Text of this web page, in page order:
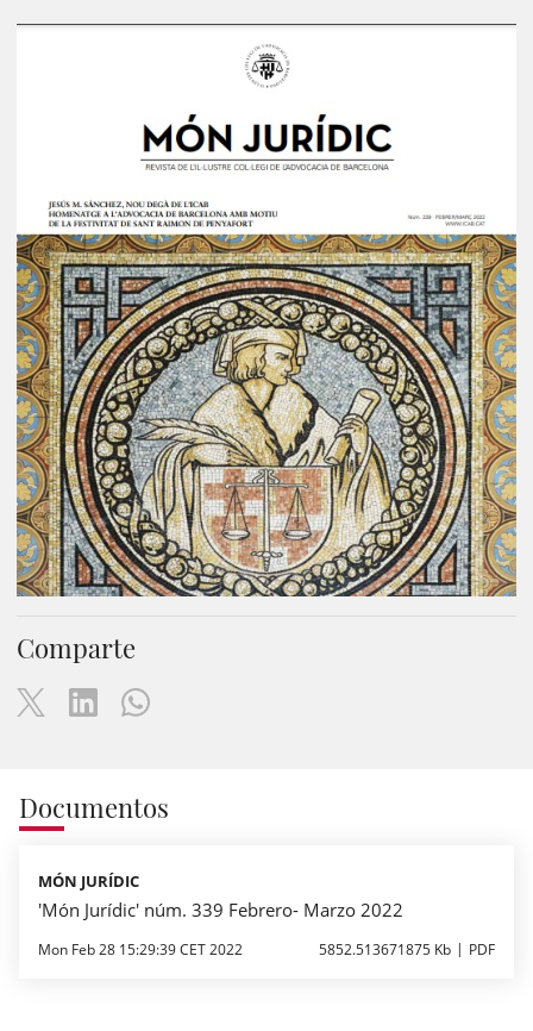
Comparte
Documentos
MÓN JURÍDIC
'Món Jurídic' núm. 339 Febrero- Marzo 2022
Mon Feb 28 15:29:39 CET 2022 5852.513671875 Kb PDF